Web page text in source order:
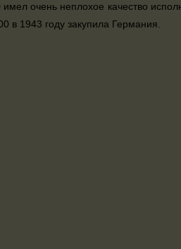
имел очень неплохое качество
в 1943 году закупила Германия.